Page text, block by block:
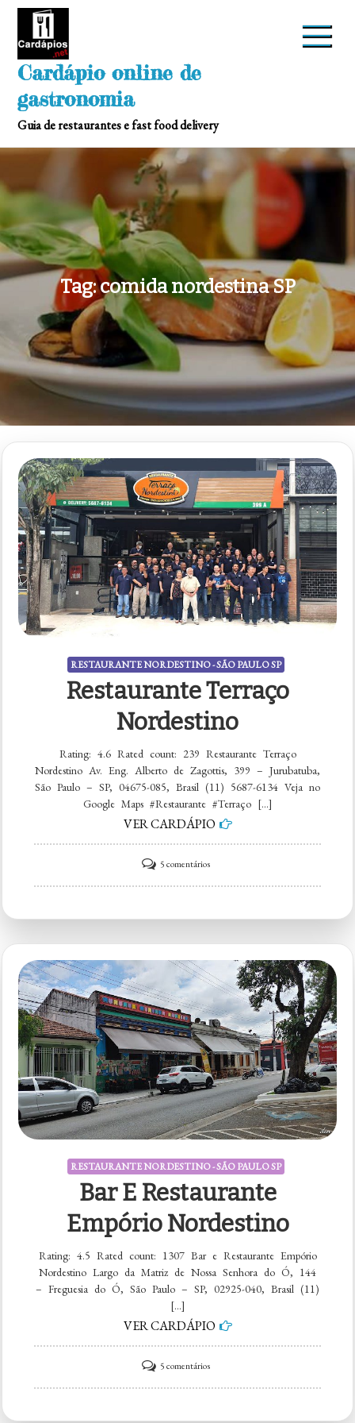
Skip
Cardápio online de
gastronomia
Guia de restaurantes e fast food delivery
Tag:comida nordestina SP
RESTAURANTE NORDESTINO - SÃO PAULO SP
Restaurante Terraço
Nordestino
Rating: 4.6 Rated count: 239 Restaurante Terraço
Nordestino Av. Eng. Alberto de Zagottis, 399 – Jurubatuba,
São Paulo – SP, 04675-085, Brasil (11) 5687-6134 Veja no
Google Maps #Restaurante #Terraço […]
VER CARDÁPIO
5 comentáriosem
Restaurante
RESTAURANTE NORDESTINO - SÃO PAULO SP
Bar E Restaurante
Empório Nordestino
Rating: 4.5 Rated count: 1307 Bar e Restaurante Empório
Nordestino Largo da Matriz de Nossa Senhora do Ó, 144
– Freguesia do Ó, São Paulo – SP, 02925-040, Brasil (11)
[…]
VER CARDÁPIO
5 comentáriosem
Bar